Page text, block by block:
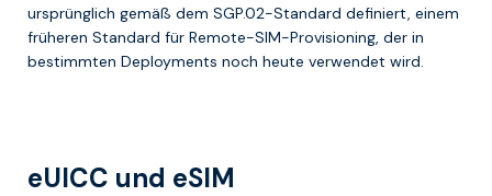
ursprünglich gemäß dem SGP.02-Standard definiert, einem
früheren Standard für Remote-SIM-Provisioning, der in
bestimmten Deployments noch heute verwendet wird.
eUICC und eSIM